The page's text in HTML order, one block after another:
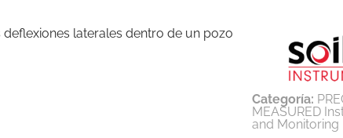
deflexiones laterales dentro de un pozo
Categoría:
MEASURED
and Monitoring